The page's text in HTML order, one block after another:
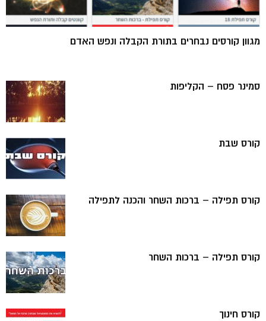
מגוון קורסים נבחרים בתורת הקבלה ונפש האדם
סמינר פסח – הקליפות
קורס שבת
קורס תפילה – ברכות השחר והכנה לתפילה
קורס תפילה – ברכות השחר
קורס חינוך